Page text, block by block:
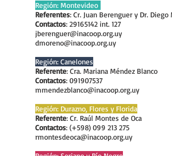
Región: Montevideo
Referentes: Cr. Juan Berenguer y Dr. Diego
Contactos: 29165142 int. 127
jberenguer@inacoop.org.uy
dmoreno@inacoop.org.uy
Región: Canelones
Referente: Cra. Mariana Méndez Blanco
Contactos: 091907537
mmendezblanco@inacoop.org.uy
Región: Durazno, Flores y Florida
Referente: Cr. Raúl Montes de Oca
Contactos: (+598) 099 213 275
rmontesdeoca@inacoop.org.uy